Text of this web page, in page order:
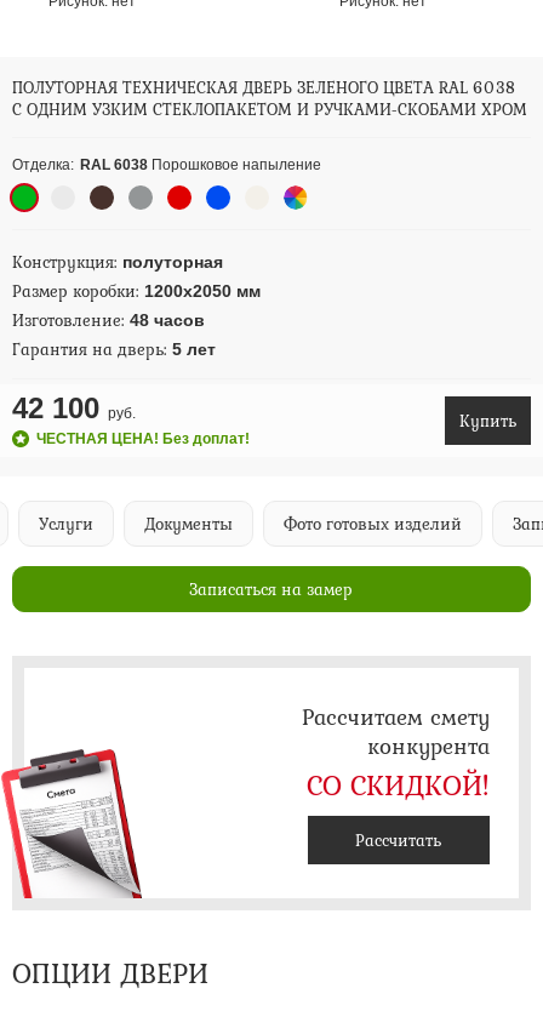
ПОЛУТОРНАЯ ТЕХНИЧЕСКАЯ ДВЕРЬ ЗЕЛЕНОГО ЦВЕТА RAL 6038
С ОДНИМ УЗКИМ СТЕКЛОПАКЕТОМ И РУЧКАМИ-СКОБАМИ ХРОМ
Отделка: RAL 6038 Порошковое напыление
Конструкция: полуторная
Размер коробки: 1200х2050 мм
Изготовление: 48 часов
Гарантия на дверь: 5 лет
42 100 руб.
ЧЕСТНАЯ ЦЕНА! Без доплат!
Купить
Услуги Документы Фото готовых изделий
Записаться на замер
Рассчитаем смету
конкурента
СО СКИДКОЙ!
Рассчитать
ОПЦИИ ДВЕРИ